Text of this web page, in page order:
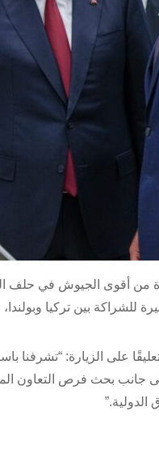
من أقوى الجيوش في حلف
للشراكة بين تركيا
على الزيارة: “تشرفنا
جانب بحث فرص التعاون
الدولية.”